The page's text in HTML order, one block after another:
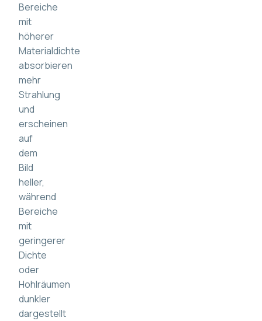
Bereiche
mit
höherer
Materialdichte
absorbieren
mehr
Strahlung
und
erscheinen
auf
dem
Bild
heller,
während
Bereiche
mit
geringerer
Dichte
oder
Hohlräumen
dunkler
dargestellt